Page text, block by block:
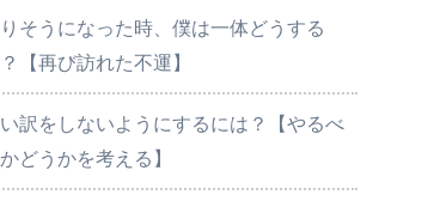
そうになった時、僕は一体どうする
【再び訪れた不運】
訳をしないようにするには？【やるべ
どうかを考える】